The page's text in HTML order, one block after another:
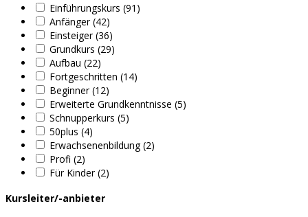
Einführungskurs (91)
Anfänger (42)
Einsteiger (36)
Grundkurs (29)
Aufbau (22)
Fortgeschritten (14)
Beginner (12)
Erweiterte Grundkenntnisse (5)
Schnupperkurs (5)
50plus (4)
Erwachsenenbildung (2)
Profi (2)
Für Kinder (2)
Kursleiter/-anbieter